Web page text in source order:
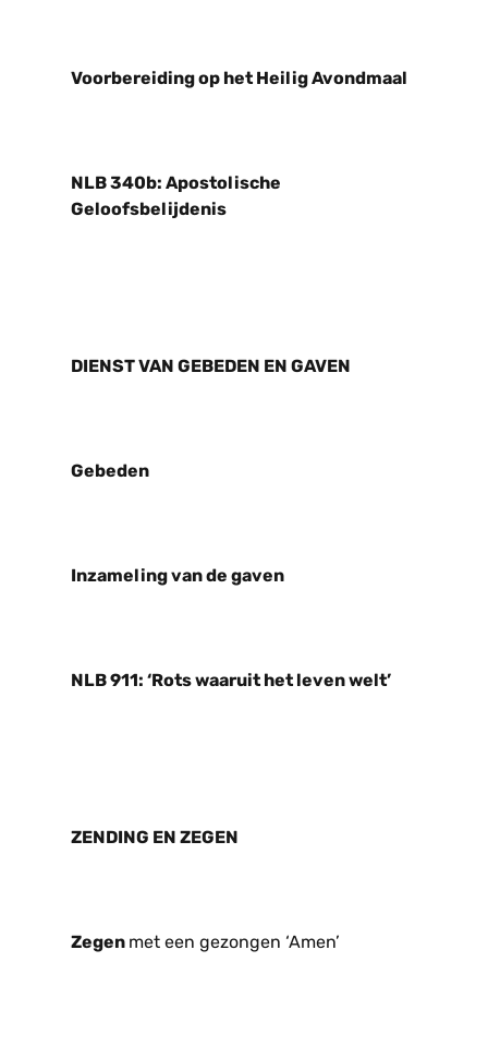
Voorbereiding op het Heilig Avondmaal
NLB 340b: Apostolische
Geloofsbelijdenis
DIENST VAN GEBEDEN EN GAVEN
Gebeden
Inzameling van de gaven
NLB 911: ‘Rots waaruit het leven welt’
ZENDING EN ZEGEN
Zegen met een gezongen ‘Amen’